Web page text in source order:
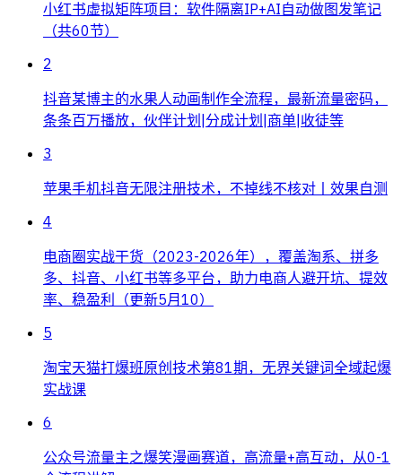
小红书虚拟矩阵项目：软件隔离IP+AI自动做图发笔记
（共60节）
2
抖音某博主的水果人动画制作全流程，最新流量密码，
条条百万播放，伙伴计划|分成计划|商单|收徒等
3
苹果手机抖音无限注册技术，不掉线不核对丨效果自测
4
电商圈实战干货（2023-2026年），覆盖淘系、拼多
多、抖音、小红书等多平台，助力电商人避开坑、提效
率、稳盈利（更新5月10）
5
淘宝天猫打爆班原创技术第81期，无界关键词全域起爆
实战课
6
公众号流量主之爆笑漫画赛道，高流量+高互动，从0-1